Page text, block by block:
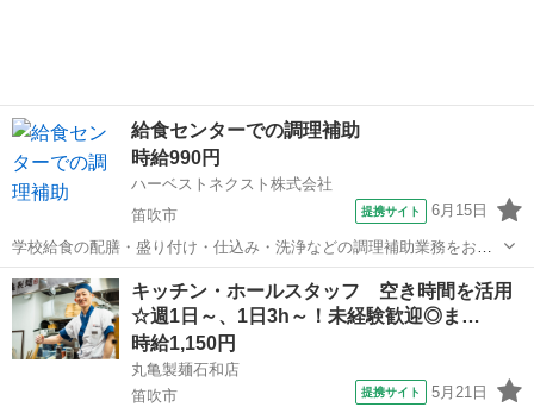
給食センターでの調理補助
時給990円
ハーベストネクスト株式会社
笛吹市
提携サイト 6月15日
学校給食の配膳・盛り付け・仕込み・洗浄などの調理補助業務をお願
いします。 生徒たちに毎回美味しく温かい食事を提供できるよう、工
夫を凝らした業務をお願いします。 子どもたちが美味しそうに食べる
姿は何よりもやりがいにつながります...
山梨 笛吹市 その他
キッチン・ホールスタッフ 空き時間を活用
☆週1日～、1日3h～！未経験歓迎◎ま…
時給1,150円
丸亀製麺石和店
笛吹市
提携サイト 5月21日